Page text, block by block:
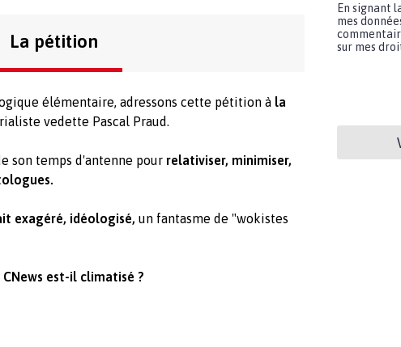
La pétition
élémentaire, adressons cette pétition à la
vedette Pascal Praud.
son temps d'antenne pour relativiser, minimiser,
exagéré, idéologisé, un fantasme de "wokistes
est-il climatisé ?
En signant
mes
sur mes